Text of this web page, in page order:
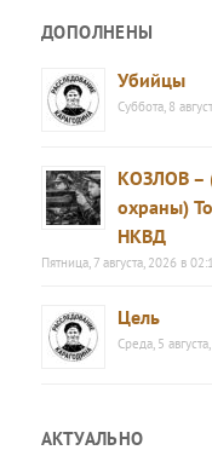
ДОПОЛНЕНЫ
Убийцы
Суббота, 8
КОЗЛОВ –
охраны)
НКВД
Пятница, 7 августа, 2026 в
Цель
Среда, 5
АКТУАЛЬНО